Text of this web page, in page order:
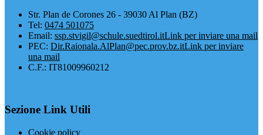
​Str. Plan de Corones 26 - 39030 Al Plan (BZ)
Tel: 0474 501075
Email: ssp.stvigil@schule.suedtirol.itLink per inviare una mail
PEC: Dir.Raionala.AlPlan@pec.prov.bz.itLink per inviare
una mail
C.F.: IT81009960212
Sezione Link Utili
Cookie policy